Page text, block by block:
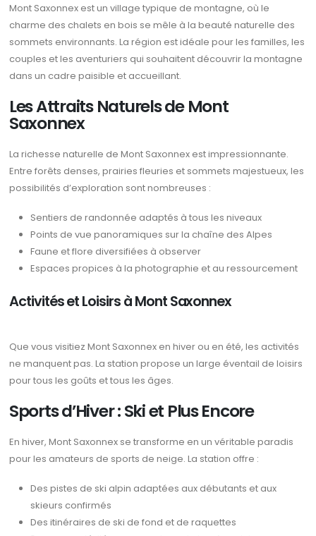
Mont Saxonnex est un village typique de montagne, où le
charme des chalets en bois se mêle à la beauté naturelle des
sommets environnants. La région est idéale pour les familles, les
couples et les aventuriers qui souhaitent découvrir la montagne
dans un cadre paisible et accueillant.
Les Attraits Naturels de Mont
Saxonnex
La richesse naturelle de Mont Saxonnex est impressionnante.
Entre forêts denses, prairies fleuries et sommets majestueux, les
possibilités d’exploration sont nombreuses :
Sentiers de randonnée adaptés à tous les niveaux
Points de vue panoramiques sur la chaîne des Alpes
Faune et flore diversifiées à observer
Espaces propices à la photographie et au ressourcement
Activités et Loisirs à Mont Saxonnex
Que vous visitiez Mont Saxonnex en hiver ou en été, les activités
ne manquent pas. La station propose un large éventail de loisirs
pour tous les goûts et tous les âges.
Sports d’Hiver : Ski et Plus Encore
En hiver, Mont Saxonnex se transforme en un véritable paradis
pour les amateurs de sports de neige. La station offre :
Des pistes de ski alpin adaptées aux débutants et aux
skieurs confirmés
Des itinéraires de ski de fond et de raquettes